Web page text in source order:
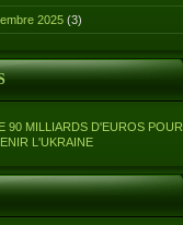
2025 (3)
90 MILLIARDS D'EUROS POUR
L'UKRAINE